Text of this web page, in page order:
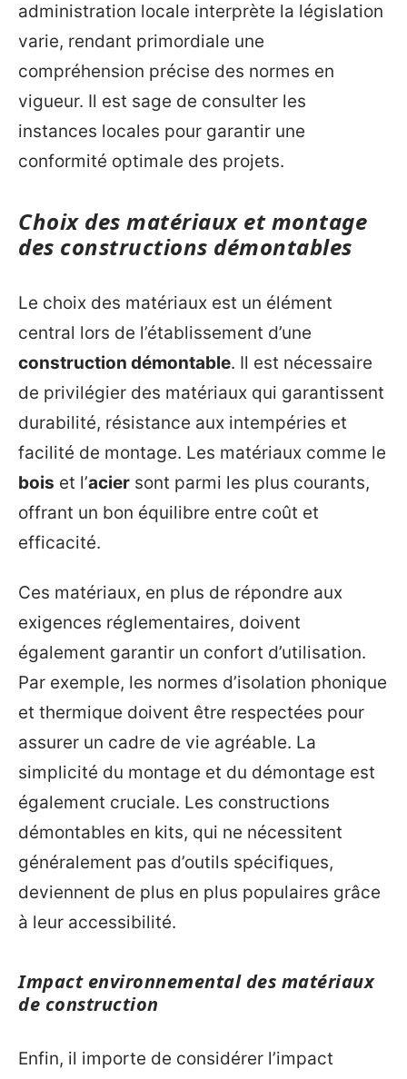
administration locale interprète la législation
varie, rendant primordiale une
compréhension précise des normes en
vigueur. Il est sage de consulter les
instances locales pour garantir une
conformité optimale des projets.
Choix des matériaux et montage
des constructions démontables
Le choix des matériaux est un élément
central lors de l’établissement d’une
construction démontable. Il est nécessaire
de privilégier des matériaux qui garantissent
durabilité, résistance aux intempéries et
facilité de montage. Les matériaux comme le
bois et l’acier sont parmi les plus courants,
offrant un bon équilibre entre coût et
efficacité.
Ces matériaux, en plus de répondre aux
exigences réglementaires, doivent
également garantir un confort d’utilisation.
Par exemple, les normes d’isolation phonique
et thermique doivent être respectées pour
assurer un cadre de vie agréable. La
simplicité du montage et du démontage est
également cruciale. Les constructions
démontables en kits, qui ne nécessitent
généralement pas d’outils spécifiques,
deviennent de plus en plus populaires grâce
à leur accessibilité.
Impact environnemental des matériaux
de construction
Enfin, il importe de considérer l’impact